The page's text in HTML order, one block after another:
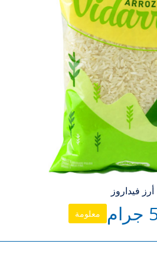
أرز فيداروز
معلومة